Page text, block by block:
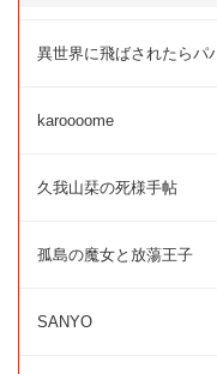
異世界に飛ばされたらパ
karoooome
久我山栞の死様手帖
孤島の魔女と放蕩王子
SANYO